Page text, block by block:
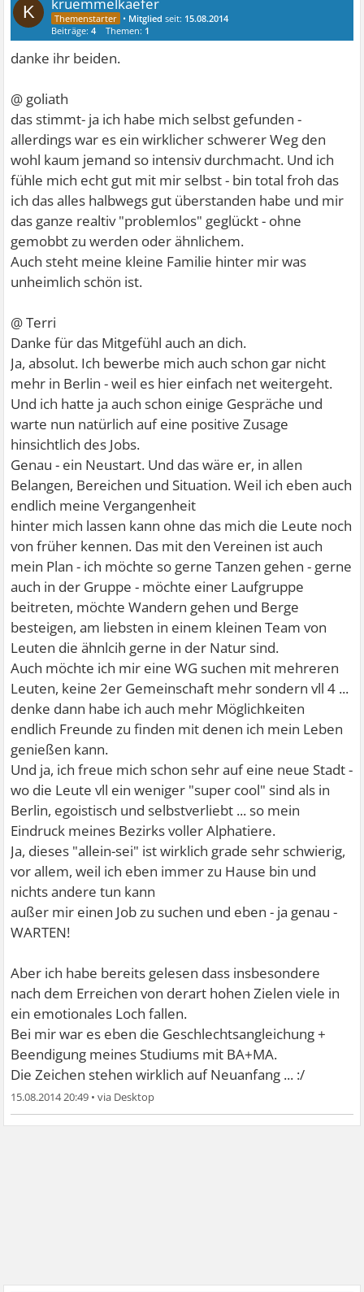
K • Mitglied seit: 15.08.2014
Beiträge:4 Themen: 1
danke ihr beiden.
@ goliath
das stimmt- ja ich habe mich selbst gefunden -
allerdings war es ein wirklicher schwerer Weg den
wohl kaum jemand so intensiv durchmacht. Und ich
fühle mich echt gut mit mir selbst - bin total froh das
ich das alles halbwegs gut überstanden habe und mir
das ganze realtiv "problemlos" geglückt - ohne
gemobbt zu werden oder ähnlichem.
Auch steht meine kleine Familie hinter mir was
unheimlich schön ist.
@ Terri
Danke für das Mitgefühl auch an dich.
Ja, absolut. Ich bewerbe mich auch schon gar nicht
mehr in Berlin - weil es hier einfach net weitergeht.
Und ich hatte ja auch schon einige Gespräche und
warte nun natürlich auf eine positive Zusage
hinsichtlich des Jobs.
Genau - ein Neustart. Und das wäre er, in allen
Belangen, Bereichen und Situation. Weil ich eben auch
endlich meine Vergangenheit
hinter mich lassen kann ohne das mich die Leute noch
von früher kennen. Das mit den Vereinen ist auch
mein Plan - ich möchte so gerne Tanzen gehen - gerne
auch in der Gruppe - möchte einer Laufgruppe
beitreten, möchte Wandern gehen und Berge
besteigen, am liebsten in einem kleinen Team von
Leuten die ähnlcih gerne in der Natur sind.
Auch möchte ich mir eine WG suchen mit mehreren
Leuten, keine 2er Gemeinschaft mehr sondern vll 4 ...
denke dann habe ich auch mehr Möglichkeiten
endlich Freunde zu finden mit denen ich mein Leben
genießen kann.
Und ja, ich freue mich schon sehr auf eine neue Stadt -
wo die Leute vll ein weniger "super cool" sind als in
Berlin, egoistisch und selbstverliebt ... so mein
Eindruck meines Bezirks voller Alphatiere.
Ja, dieses "allein-sei" ist wirklich grade sehr schwierig,
vor allem, weil ich eben immer zu Hause bin und
nichts andere tun kann
außer mir einen Job zu suchen und eben - ja genau -
WARTEN!
Aber ich habe bereits gelesen dass insbesondere
nach dem Erreichen von derart hohen Zielen viele in
ein emotionales Loch fallen.
Bei mir war es eben die Geschlechtsangleichung +
Beendigung meines Studiums mit BA+MA.
Die Zeichen stehen wirklich auf Neuanfang ... :/
15.08.2014 20:49 •